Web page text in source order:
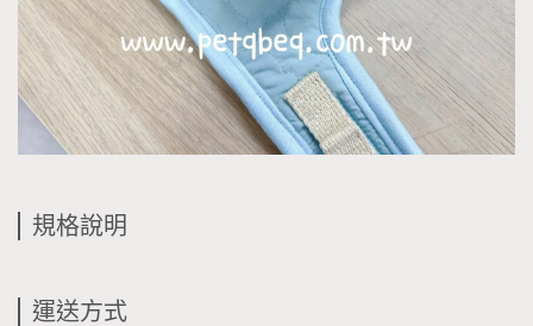
規格說明
運送方式